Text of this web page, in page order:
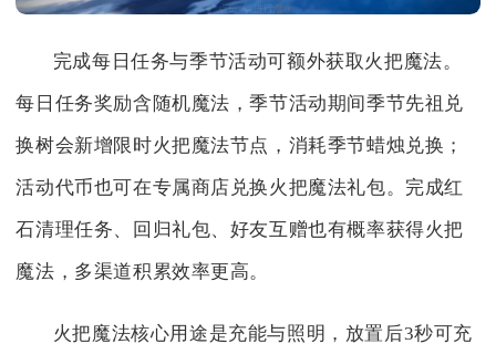
完成每日任务与季节活动可额外获取火把魔法。
每日任务奖励含随机魔法，季节活动期间季节先祖兑
换树会新增限时火把魔法节点，消耗季节蜡烛兑换；
活动代币也可在专属商店兑换火把魔法礼包。完成红
石清理任务、回归礼包、好友互赠也有概率获得火把
魔法，多渠道积累效率更高。
火把魔法核心用途是充能与照明，放置后3秒可充